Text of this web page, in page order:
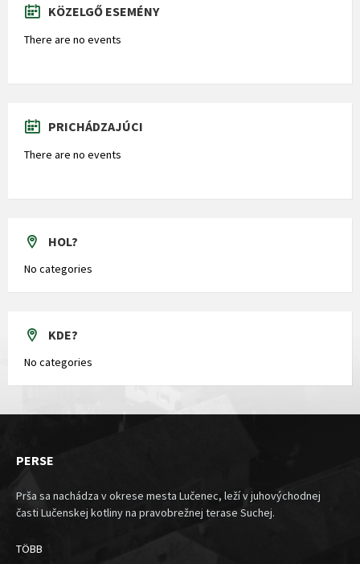
KÖZELGŐ ESEMÉNY
There are no events
PRICHÁDZAJÚCI
There are no events
HOL?
No categories
KDE?
No categories
PERSE
Prša sa nachádza v okrese mesta Lučenec, leží v juhovýchodnej
časti Lučenskej kotliny na pravobrežnej terase Suchej.
TÖBB